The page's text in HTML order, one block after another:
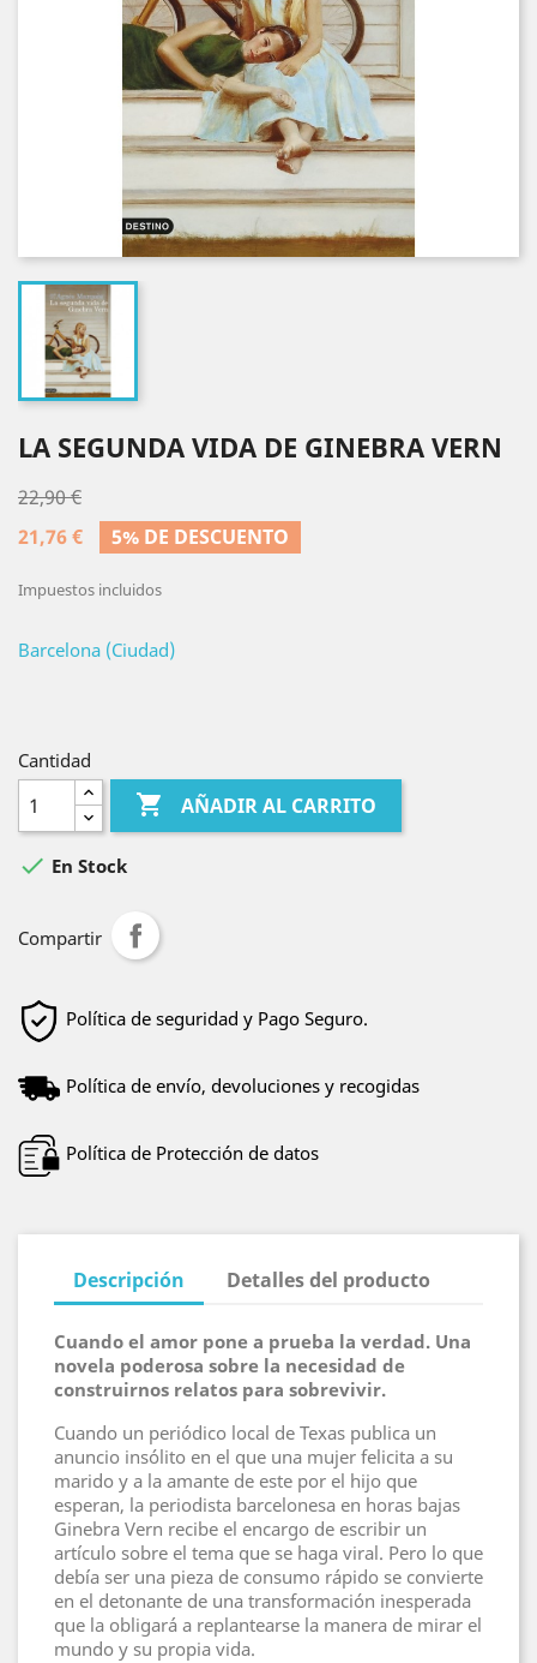
LA SEGUNDA VIDA DE GINEBRA VERN
22,90 €
21,76 €
5% DE DESCUENTO
Impuestos incluidos
Barcelona (Ciudad)
Cantidad
 AÑADIR AL CARRITO
 En Stock
Compartir
Política de seguridad y Pago Seguro.
Política de envío, devoluciones y recogidas
Política de Protección de datos
Descripción Detalles del producto
Cuando el amor pone a prueba la verdad. Una
novela poderosa sobre la necesidad de
construirnos relatos para sobrevivir.
Cuando un periódico local de Texas publica un
anuncio insólito en el que una mujer felicita a su
marido y a la amante de este por el hijo que
esperan, la periodista barcelonesa en horas bajas
Ginebra Vern recibe el encargo de escribir un
artículo sobre el tema que se haga viral. Pero lo que
debía ser una pieza de consumo rápido se convierte
en el detonante de una transformación inesperada
que la obligará a replantearse la manera de mirar el
mundo y su propia vida.